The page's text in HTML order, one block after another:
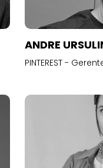
ANDRE
PINTEREST -